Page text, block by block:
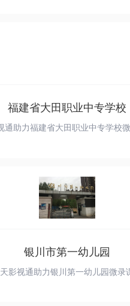
福建省大田职业中专学校
银川市第一幼儿园
天影视通助力银川第一幼儿园微录